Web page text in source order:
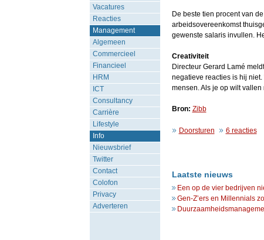
Vacatures
Reacties
Management
Algemeen
Commercieel
Financieel
HRM
ICT
Consultancy
Carrière
Lifestyle
Info
Nieuwsbrief
Twitter
Contact
Colofon
Privacy
Adverteren
De beste tien procent van
arbeidsovereenkomst
gewenste salaris invullen.
Creativiteit
Directeur Gerard Lamé
negatieve reacties is hij
mensen. Als je op wilt
Bron: Zibb
Doorsturen 6 reacties
Laatste nieuws
Een op de vier bedrijven
Gen-Z’ers en Millennials